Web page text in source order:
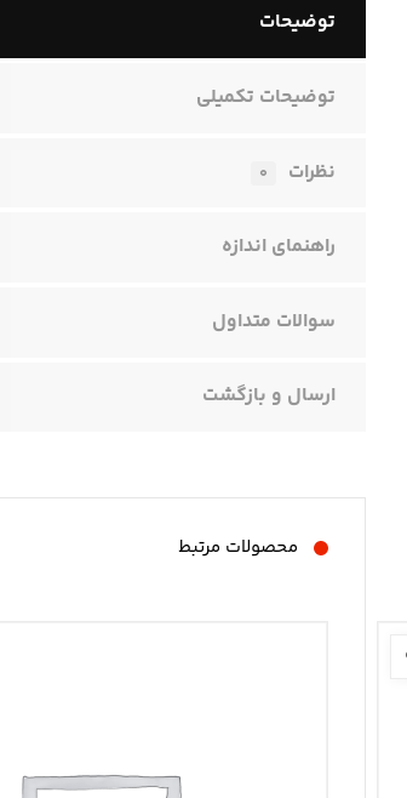
توضیحات
توضیحات تکمیلی
نظرات ۰
راهنمای اندازه
سوالات متداول
ارسال و بازگشت
محصولات مرتبط